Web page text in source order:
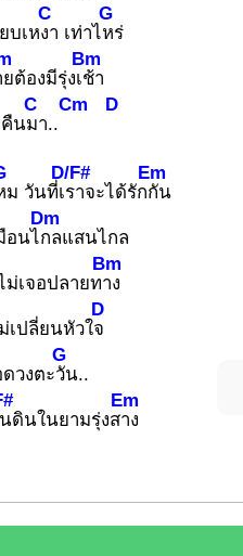
บเห
C
งา เท่าไ
G
หร่
ยต้องมีรุ่งเ
Bm
ช้า
น
C
มา..
Cm D
ม วันที่เ
D/F#
ราจะได้รัก
Em
กัน
อนไ
Dm
กลแสนไกล
ม่เจอปลายท
Bm
าง
เปลี่ยนหัวใ
D
จ
ดวงตะ
G
วัน..
ดินในยามรุ่งส
Em
าง